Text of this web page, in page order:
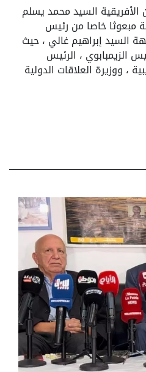
الأفريقية السيد محمد يسلم
مبعوثا خاصا من رئيس
السيد إبراهيم غالي ، حيث
الزيمبابوي ، الرئيس
، ووزيرة العلاقات الدولية